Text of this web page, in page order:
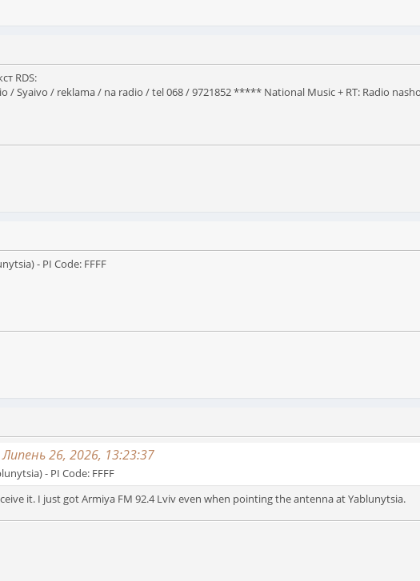
RDS:
/ Syaivo / reklama / na radio / tel 068 / 9721852 ***** National Music + RT: Radio
- PI Code: FFFF
26, 2026, 13:23:37
- PI Code: FFFF
it. I just got Armiya FM 92.4 Lviv even when pointing the antenna at Yablunytsia.